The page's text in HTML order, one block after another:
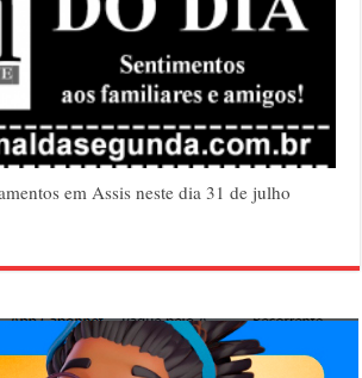
em Assis neste dia 31 de julho